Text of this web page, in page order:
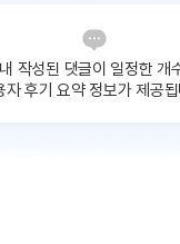
작성된 댓글이 일정한 개
자 후기 요약 정보가 제공